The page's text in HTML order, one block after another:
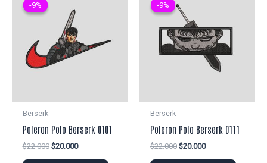
-9%
-9%
Berserk
Poleron Polo Berserk 0101
$22.000 El
$20.000El
-9%
-9%
Berserk
Poleron Polo Berserk 0111
$22.000 El
$20.000El